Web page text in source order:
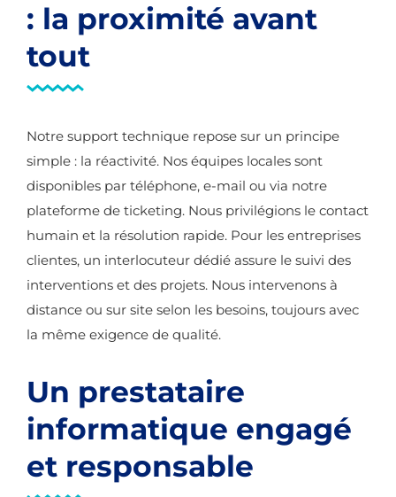
: la proximité avant
tout
Notre support technique repose sur un principe
simple : la réactivité. Nos équipes locales sont
disponibles par téléphone, e-mail ou via notre
plateforme de ticketing. Nous privilégions le contact
humain et la résolution rapide. Pour les entreprises
clientes, un interlocuteur dédié assure le suivi des
interventions et des projets. Nous intervenons à
distance ou sur site selon les besoins, toujours avec
la même exigence de qualité.
Un prestataire
informatique engagé
et responsable